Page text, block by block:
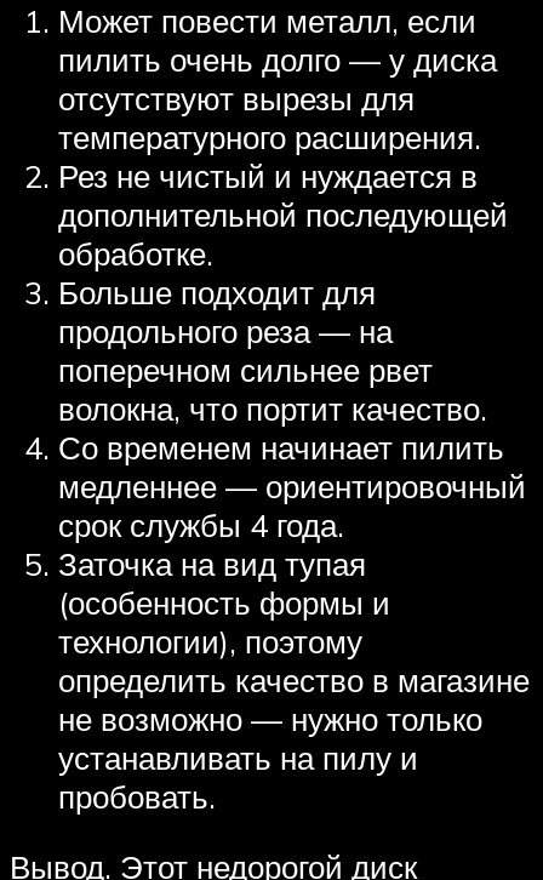
Может повести металл, если
пилить очень долго — у диска
отсутствуют вырезы для
температурного расширения.
Рез не чистый и нуждается в
дополнительной последующей
обработке.
Больше подходит для
продольного реза — на
поперечном сильнее рвет
волокна, что портит качество.
Со временем начинает пилить
медленнее — ориентировочный
срок службы 4 года.
Заточка на вид тупая
(особенность формы и
технологии), поэтому
определить качество в магазине
не возможно — нужно только
устанавливать на пилу и
пробовать.
Вывод. Этот недорогой диск